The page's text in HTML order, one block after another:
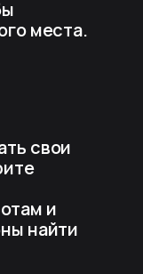
места.
свои
и
найти